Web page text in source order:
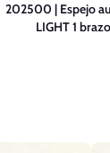
202500 | Espejo
LIGHT 1